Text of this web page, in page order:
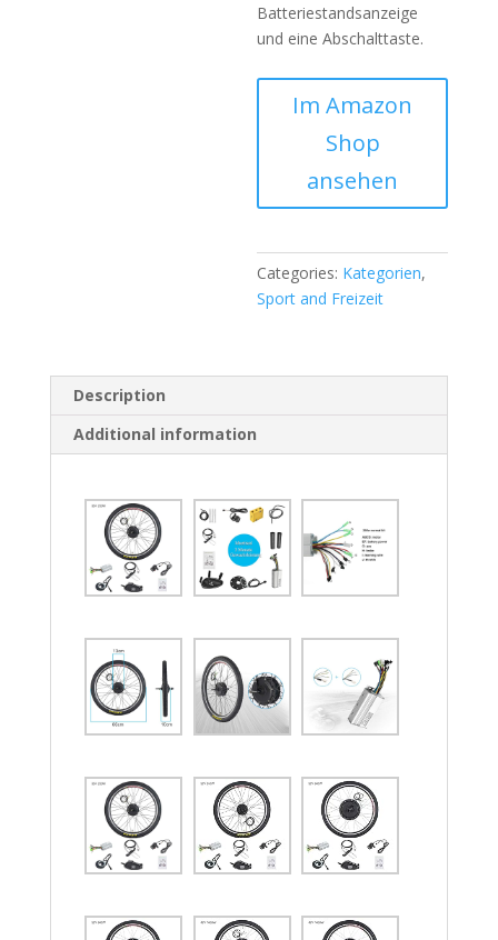
Batteriestandsanzeige
und eine Abschalttaste.
Im Amazon
Shop
ansehen
Categories: Kategorien,
Sport and Freizeit
Description
Additional information